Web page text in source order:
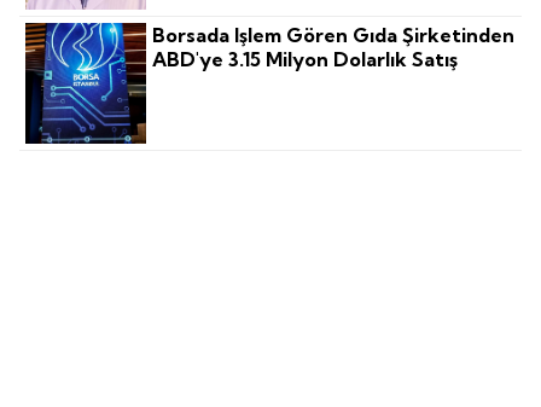
Borsada Işlem Gören Gıda Şirketinden
ABD'ye 3.15 Milyon Dolarlık Satış